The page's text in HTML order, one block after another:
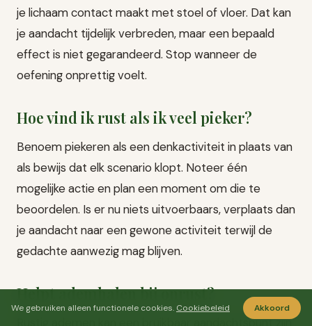
je lichaam contact maakt met stoel of vloer. Dat kan
je aandacht tijdelijk verbreden, maar een bepaald
effect is niet gegarandeerd. Stop wanneer de
oefening onprettig voelt.
Hoe vind ik rust als ik veel pieker?
Benoem piekeren als een denkactiviteit in plaats van
als bewijs dat elk scenario klopt. Noteer één
mogelijke actie en plan een moment om die te
beoordelen. Is er nu niets uitvoerbaars, verplaats dan
je aandacht naar een gewone activiteit terwijl de
gedachte aanwezig mag blijven.
Helpt ademhalen bij onrust?
Rustig ademen kan een bruikbaar aandachtspunt zijn
We gebruiken alleen functionele cookies. Cookiebeleid Akkoord